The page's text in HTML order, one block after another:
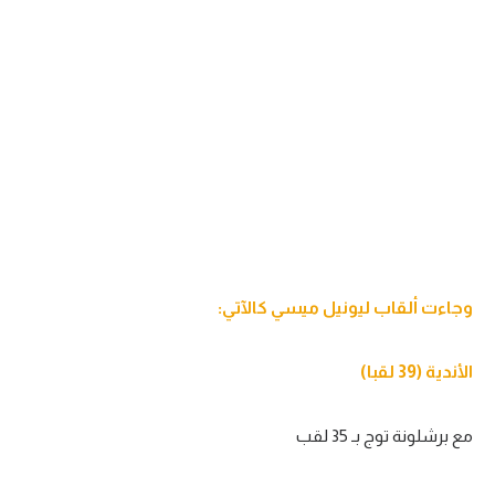
وجاءت ألقاب ليونيل ميسي كالآتي:
الأندية (39 لقبا)
مع برشلونة توج بـ 35 لقب